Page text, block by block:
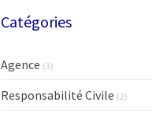
Catégories
Agence (3)
Responsabilité Civile (2)